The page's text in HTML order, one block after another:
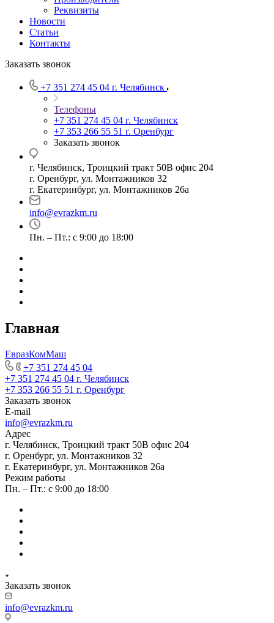
Реквизиты
Новости
Статьи
Контакты
Заказать звонок
+7 351 274 45 04 г. Челябинск
Телефоны
+7 351 274 45 04 г. Челябинск
+7 353 266 55 51 г. Оренбург
Заказать звонок
г. Челябинск, Троицкий тракт 50В офис 204
г. Оренбург, ул. Монтажников 32
г. Екатеринбург, ул. Монтажников 26а
info@evrazkm.ru
Пн. – Пт.: с 9:00 до 18:00
Главная
ЕвразКомМаш
+7 351 274 45 04
+7 351 274 45 04 г. Челябинск
+7 353 266 55 51 г. Оренбург
Заказать звонок
E-mail
info@evrazkm.ru
Адрес
г. Челябинск, Троицкий тракт 50В офис 204
г. Оренбург, ул. Монтажников 32
г. Екатеринбург, ул. Монтажников 26а
Режим работы
Пн. – Пт.: с 9:00 до 18:00
Заказать звонок
info@evrazkm.ru